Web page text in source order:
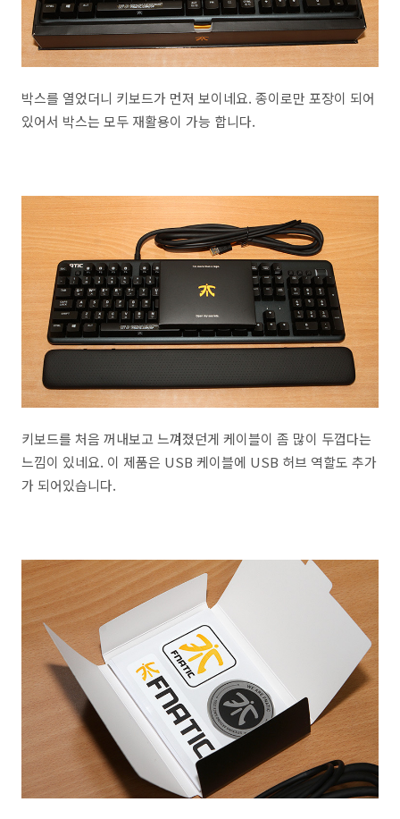
박스를 열었더니 키보드가 먼저 보이네요. 종이로만 포장이 되어
있어서 박스는 모두 재활용이 가능 합니다.
키보드를 처음 꺼내보고 느껴졌던게 케이블이 좀 많이 두껍다는
느낌이 있네요. 이 제품은 USB 케이블에 USB 허브 역할도 추가
가 되어있습니다.